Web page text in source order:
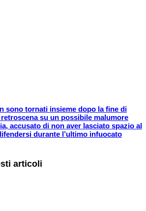
sono tornati insieme dopo la fine di
su un possibile malumore
accusato di non aver lasciato spazio al
durante l’ultimo infuocato
articoli